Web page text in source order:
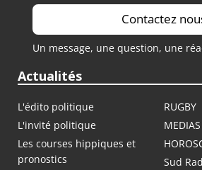
Contactez
Un message, une question, une
Actualités
L'édito politique
RUGBY
L'invité politique
MEDIAS
Les courses hippiques et
pronostics
Sud